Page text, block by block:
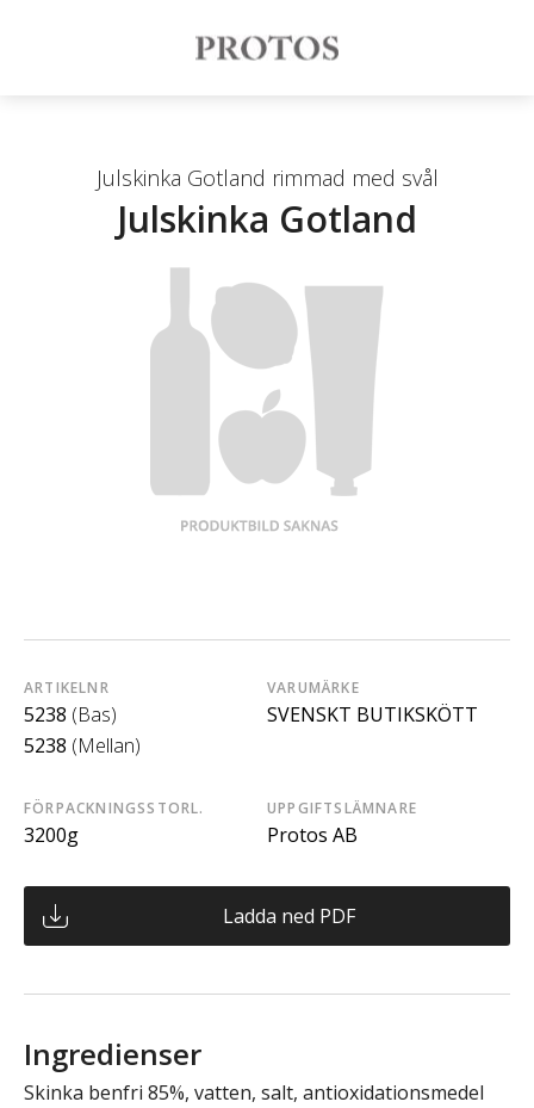
Julskinka Gotland rimmad med svål
Julskinka Gotland
ARTIKELNR
5238 (Bas)
5238 (Mellan)
VARUMÄRKE
SVENSKT BUTIKSKÖTT
FÖRPACKNINGSSTORL.
3200g
UPPGIFTSLÄMNARE
Protos AB
Ladda ned PDF
Ingredienser
Skinka benfri 85%, vatten, salt, antioxidationsmedel